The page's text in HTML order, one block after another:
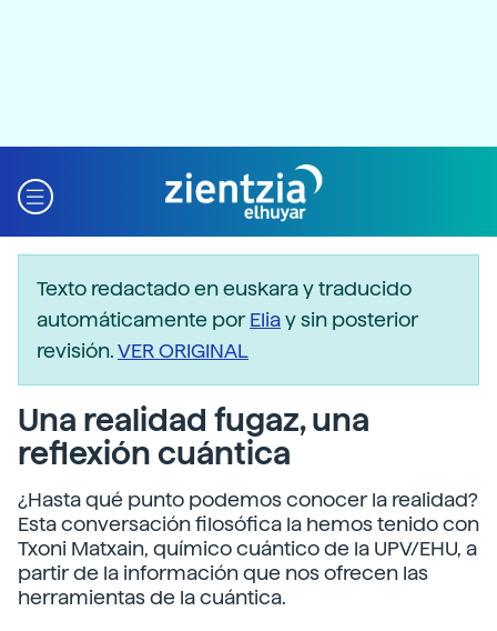
Texto redactado en euskara y traducido
automáticamente porEliay sin posterior
revisión.VER ORIGINAL
Una realidad fugaz, una
reflexión cuántica
¿Hasta qué punto podemos conocer la realidad?
Esta conversación filosófica la hemos tenido con
Txoni Matxain, químico cuántico de la UPV/EHU, a
partir de la información que nos ofrecen las
herramientas de la cuántica.